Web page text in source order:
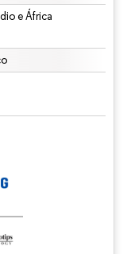
e África
conforme CC BY 4.0.